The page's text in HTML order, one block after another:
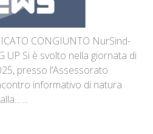
CONGIUNTO NurSind-
UP Si è svolto nella giornata di
presso l’Assessorato
informativo di natura
...